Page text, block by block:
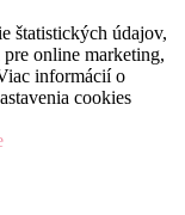
štatistických údajov,
online marketing,
informácií o
cookies